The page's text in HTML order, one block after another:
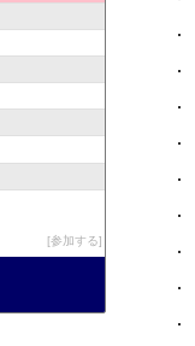
参加する